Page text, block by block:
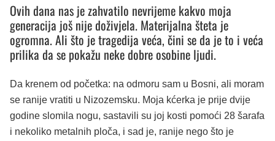
Ovih dana nas je zahvatilo nevrijeme kakvo moja
generacija još nije doživjela. Materijalna šteta je
ogromna. Ali što je tragedija veća, čini se da je to i veća
prilika da se pokažu neke dobre osobine ljudi.
Da krenem od početka: na odmoru sam u Bosni, ali moram
se ranije vratiti u Nizozemsku. Moja kćerka je prije dvije
godine slomila nogu, sastavili su joj kosti pomoći 28 šarafa
i nekoliko metalnih ploča, i sad je, ranije nego što je